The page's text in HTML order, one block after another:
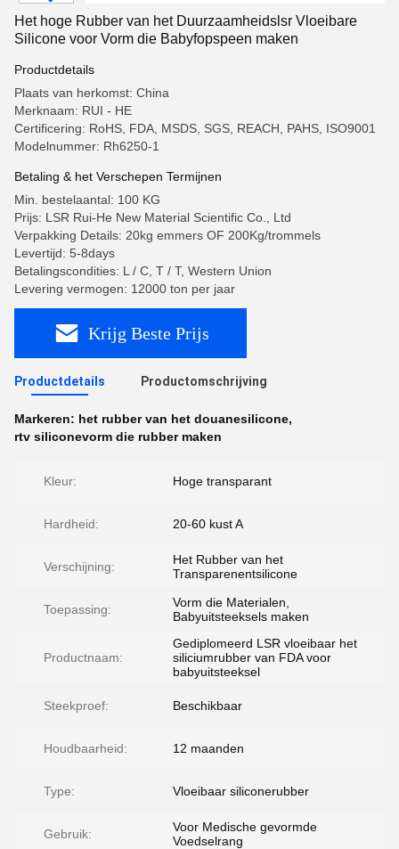
Het hoge Rubber van het Duurzaamheidslsr Vloeibare
Silicone voor Vorm die Babyfopspeen maken
Productdetails
Plaats van herkomst: China
Merknaam: RUI - HE
Certificering: RoHS, FDA, MSDS, SGS, REACH, PAHS, ISO9001
Modelnummer: Rh6250-1
Betaling & het Verschepen Termijnen
Min. bestelaantal: 100 KG
Prijs: LSR Rui-He New Material Scientific Co., Ltd
Verpakking Details: 20kg emmers OF 200Kg/trommels
Levertijd: 5-8days
Betalingscondities: L / C, T / T, Western Union
Levering vermogen: 12000 ton per jaar
Krijg Beste Prijs
Productdetails Productomschrijving
Markeren: het rubber van het douanesilicone,
rtv siliconevorm die rubber maken
Kleur: Hoge transparant
Hardheid: 20-60 kust A
Verschijning:
Het Rubber van het
Transparenentsilicone
Toepassing:
Vorm die Materialen,
Babyuitsteeksels maken
Productnaam:
Gediplomeerd LSR vloeibaar het
siliciumrubber van FDA voor
babyuitsteeksel
Steekproef: Beschikbaar
Houdbaarheid: 12 maanden
Type: Vloeibaar siliconerubber
Gebruik:
Voor Medische gevormde
Voedselrang